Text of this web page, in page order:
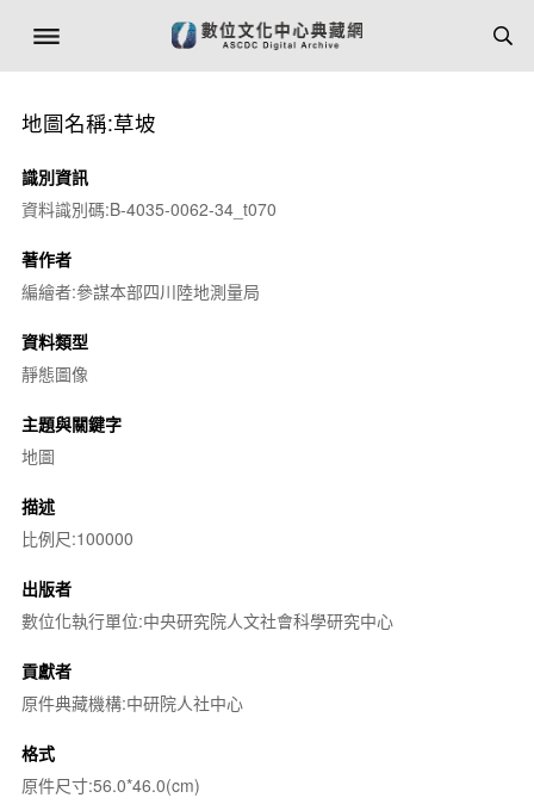
地圖名稱:草坡
識別資訊
資料識別碼:B-4035-0062-34_t070
著作者
編繪者:參謀本部四川陸地測量局
資料類型
靜態圖像
主題與關鍵字
地圖
描述
比例尺:100000
出版者
數位化執行單位:中央研究院人文社會科學研究中心
貢獻者
原件典藏機構:中研院人社中心
格式
原件尺寸:56.0*46.0(cm)